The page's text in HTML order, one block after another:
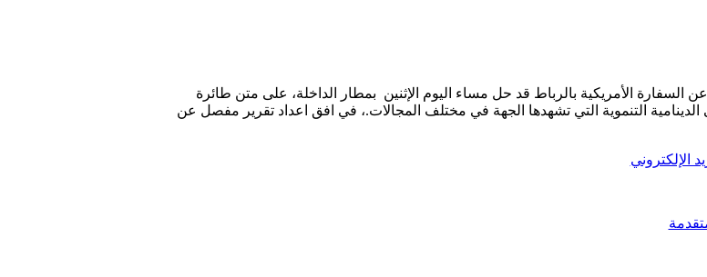
السفارة الأمریكیة بالرباط قد حل مساء اليوم الإثنين بمطار الداخلة، على متن طائرة
التنمویة التي تشھدھا الجھة في مختلف المجالات.، في افق اعداد تقریر مفصل عن
الإلكتروني